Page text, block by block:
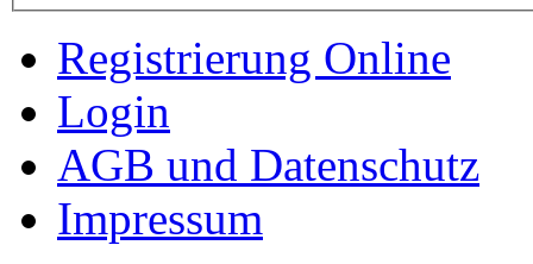
Registrierung Online
Login
AGB und Datenschutz
Impressum